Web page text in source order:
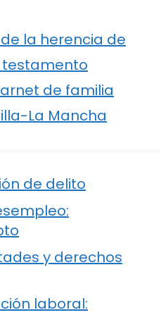
la herencia de
testamento
de familia
La Mancha
de delito
y derechos
laboral: